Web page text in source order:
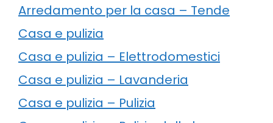
Arredamento per la casa – Tende
Casa e pulizia
Casa e pulizia – Elettrodomestici
Casa e pulizia – Lavanderia
Casa e pulizia – Pulizia